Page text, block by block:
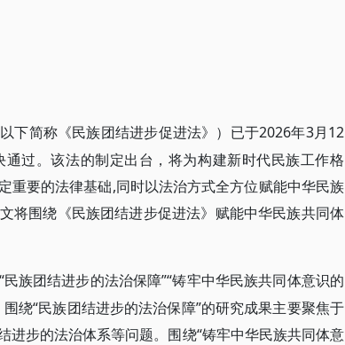
下简称《民族团结进步促进法》）已于2026年3月12
过。该法的制定出台，将为构建新时代民族工作格
重要的法律基础,同时以法治方式全方位赋能中华民族
将围绕《民族团结进步促进法》赋能中华民族共同体
“民族团结进步的法治保障”“铸牢中华民族共同体意识的
绕“民族团结进步的法治保障”的研究成果主要聚焦于
步的法治体系等问题。围绕“铸牢中华民族共同体意